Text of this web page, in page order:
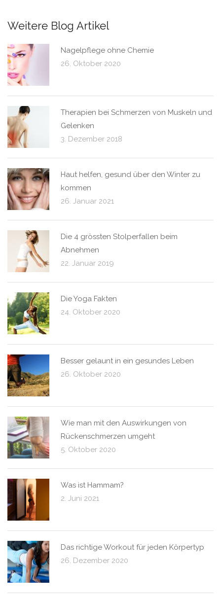
Weitere Blog Artikel
Nagelpflege ohne Chemie
26. Oktober 2020
Therapien bei Schmerzen von Muskeln und
Gelenken
3. Dezember 2018
Haut helfen, gesund über den Winter zu
kommen
26. Januar 2021
Die 4 grössten Stolperfallen beim
Abnehmen
22. Januar 2019
Die Yoga Fakten
24. Oktober 2020
Besser gelaunt in ein gesundes Leben
26. Oktober 2020
Wie man mit den Auswirkungen von
Rückenschmerzen umgeht
5. Oktober 2020
Was ist Hammam?
2. Juni 2021
Das richtige Workout für jeden Körpertyp
26. Dezember 2020